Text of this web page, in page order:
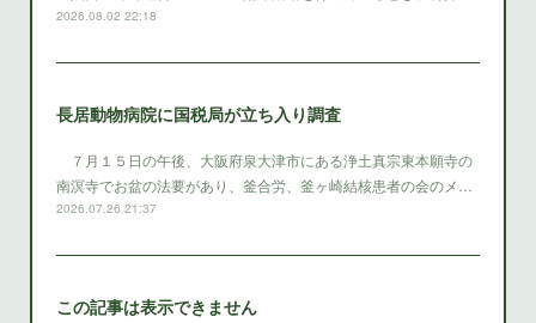
2026.08.02 22:18
長居動物病院に国税局が立ち入り調査
７月１５日の午後、大阪府泉大津市にある浄土真宗東本願寺の
南溟寺でお盆の法要があり、釜合労、釜ヶ崎結核患者の会のメ…
2026.07.26 21:37
この記事は表示できません